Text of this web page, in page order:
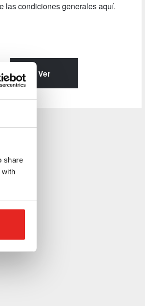
share
las condiciones generales aquí.
Ver